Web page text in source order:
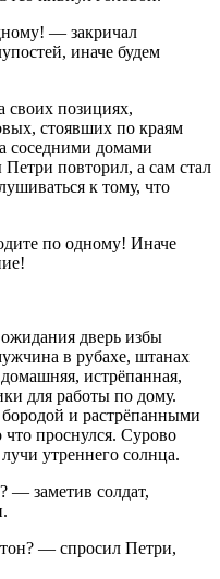
— закричал
иначе будем
своих позициях,
стоявших по краям
соседними домами
повторил, а сам стал
к тому, что
по одному! Иначе
дверь избы
в рубахе, штанах
истрёпанная,
для работы по дому.
и растрёпанными
проснулся. Сурово
утреннего солнца.
— заметив солдат,
— спросил Петри,